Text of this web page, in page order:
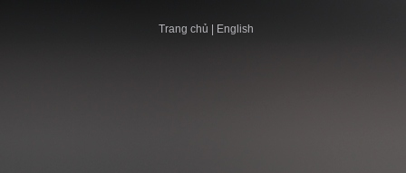
Trang chủ English